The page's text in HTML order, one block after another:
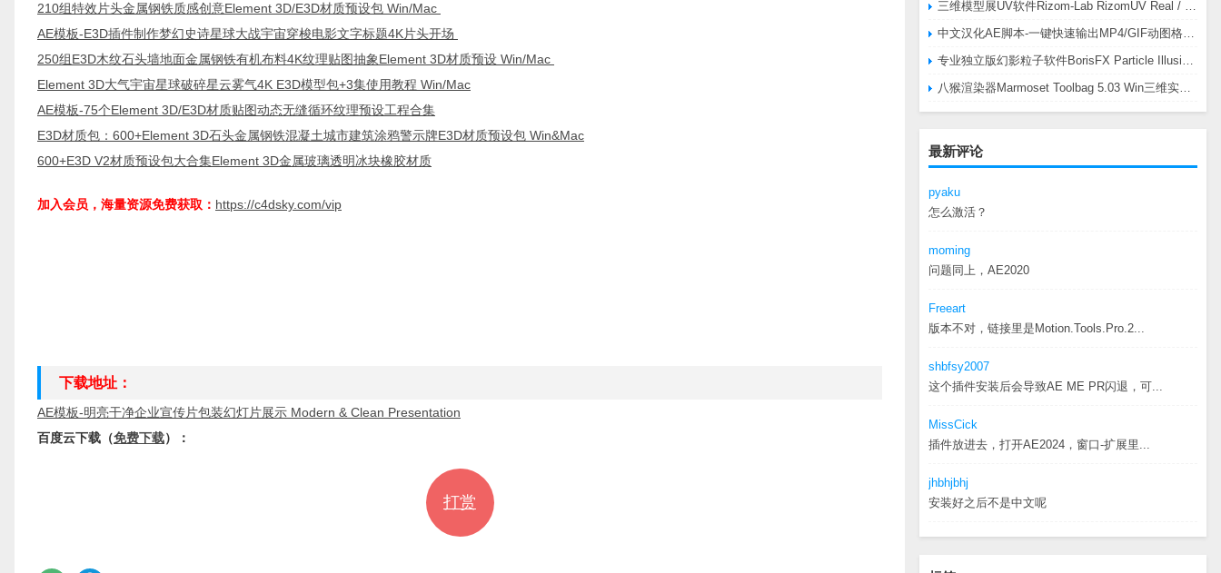
最新评论
pyaku
怎么激活？
moming
问题同上，AE2020
Freeart
版本不对，链接里是Motion.Tools.Pro.2...
shbfsy2007
这个插件安装后会导致AE ME PR闪退，可...
MissCick
插件放进去，打开AE2024，窗口-扩展里...
jhbhjbhj
安装好之后不是中文呢
210组特效片头金属钢铁质感创意Element 3D/E3D材质预设包 Win/Mac
AE模板-E3D插件制作梦幻史诗星球大战宇宙穿梭电影文字标题4K片头开场
250组E3D木纹石头墙地面金属钢铁有机布料4K纹理贴图抽象Element 3D材质预设 Win/Mac
Element 3D大气宇宙星球破碎星云雾气4K E3D模型包+3集使用教程 Win/Mac
AE模板-75个Element 3D/E3D材质贴图动态无缝循环纹理预设工程合集
E3D材质包：600+Element 3D石头金属钢铁混凝土城市建筑涂鸦警示牌E3D材质预设包 Win&Mac
600+E3D V2材质预设包大合集Element 3D金属玻璃透明冰块橡胶材质
加入会员，海量资源免费获取： https://c4dsky.com/vip
下载地址：
AE模板-明亮干净企业宣传片包装幻灯片展示 Modern & Clean Presentation
百度云下载（免费下载）：
打赏